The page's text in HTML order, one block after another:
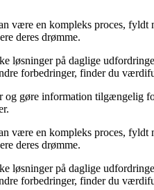
være en kompleks proces,
deres drømme.
på daglige
forbedringer, finder du
gøre information tilgængelig
være en kompleks proces,
deres drømme.
på daglige
forbedringer, finder du